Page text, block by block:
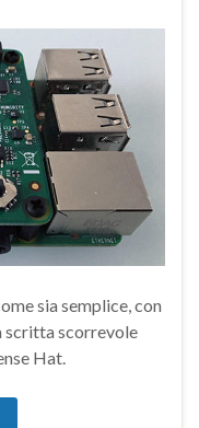
sia semplice, con
scritta scorrevole
Hat.